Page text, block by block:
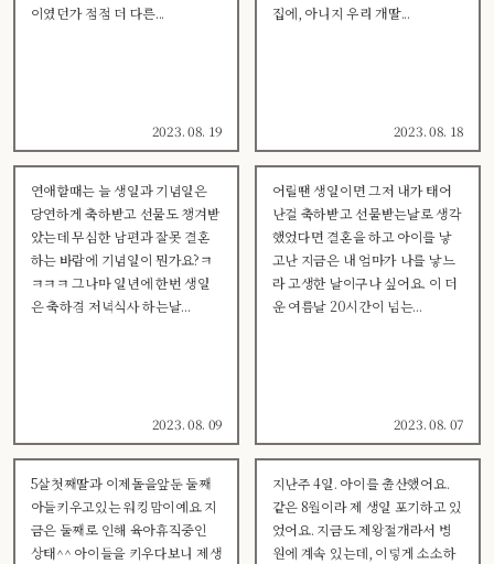
이였던가 점점 더 다른...
2023. 08. 19
집에, 아니지 우리 개딸...
2023. 08. 18
연애할때는 늘 생일과 기념일은
당연하게 축하받고 선물도 챙겨받
았는데 무심한 남편과 잘못 결혼
하는 바람에 기념일이 뭔가요?ㅋ
ㅋㅋㅋ 그나마 일년에 한번 생일
은 축하겸 저녁식사 하는날...
2023. 08. 09
어릴땐 생일이면 그저 내가 태어
난걸 축하받고 선물받는날로 생각
했었다면 결혼을 하고 아이를 낳
고난 지금은 내 엄마가 나를 낳느
라 고생한 날이구나 싶어요. 이 더
운 여름날 20시간이 넘는...
2023. 08. 07
5살첫째딸과 이제돌을앞둔 둘째
아들키우고있는 워킹맘이예요 지
금은 둘째로 인해 육아휴직중인
상태^^ 아이들을 키우다보니 제생
지난주 4일. 아이를 출산했어요.
같은 8월이라 제 생일 포기하고 있
었어요. 지금도 제왕절개라서 병
원에 계속 있는데, 이렇게 소소하